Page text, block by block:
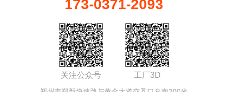
173-0371-2093
关注公众号 工厂3D